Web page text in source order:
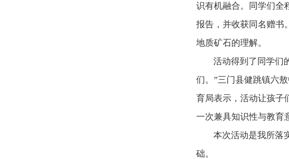
识有机融合。同学们全
报告，并收获同名赠书
地质矿石的理解。
活动得到了同学们的
们。”三门县健跳镇六
育局表示，活动让孩子
一次兼具知识性与教育
本次活动是我所落实
础。